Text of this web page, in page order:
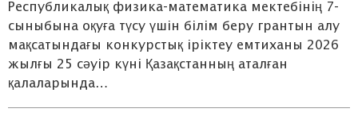
Республикалық физика-математика мектебінің 7-
сыныбына оқуға түсу үшін білім беру грантын алу
мақсатындағы конкурстық іріктеу емтиханы 2026
жылғы 25 сәуір күні Қазақстанның аталған
қалаларында…